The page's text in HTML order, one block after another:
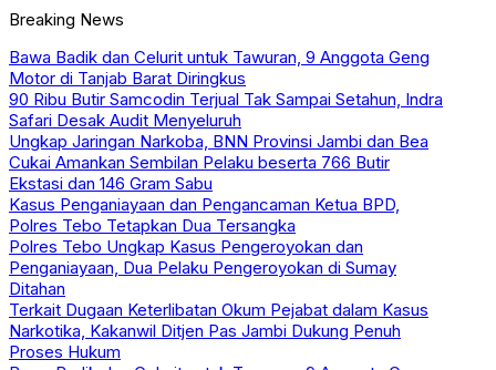
Breaking News
Bawa Badik dan Celurit untuk Tawuran, 9 Anggota Geng
Motor di Tanjab Barat Diringkus
90 Ribu Butir Samcodin Terjual Tak Sampai Setahun, Indra
Safari Desak Audit Menyeluruh
Ungkap Jaringan Narkoba, BNN Provinsi Jambi dan Bea
Cukai Amankan Sembilan Pelaku beserta 766 Butir
Ekstasi dan 146 Gram Sabu
Kasus Penganiayaan dan Pengancaman Ketua BPD,
Polres Tebo Tetapkan Dua Tersangka
Polres Tebo Ungkap Kasus Pengeroyokan dan
Penganiayaan, Dua Pelaku Pengeroyokan di Sumay
Ditahan
Terkait Dugaan Keterlibatan Okum Pejabat dalam Kasus
Narkotika, Kakanwil Ditjen Pas Jambi Dukung Penuh
Proses Hukum